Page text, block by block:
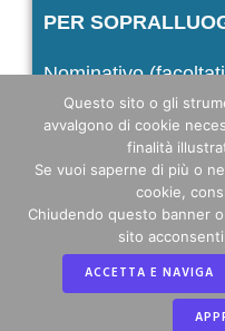
PER
Nominativo
Telefono
Questo sito o gli
avvalgono di cookie
finalità
Se vuoi saperne di più o
cookie,
Chiudendo questo banner
sito
ACCETTA E NAVIGA